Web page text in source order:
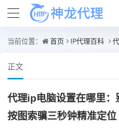
当前位置： 首页 IP代理百科 代
正文
代理ip电脑设置在哪里：
按图索骥三秒钟精准定位